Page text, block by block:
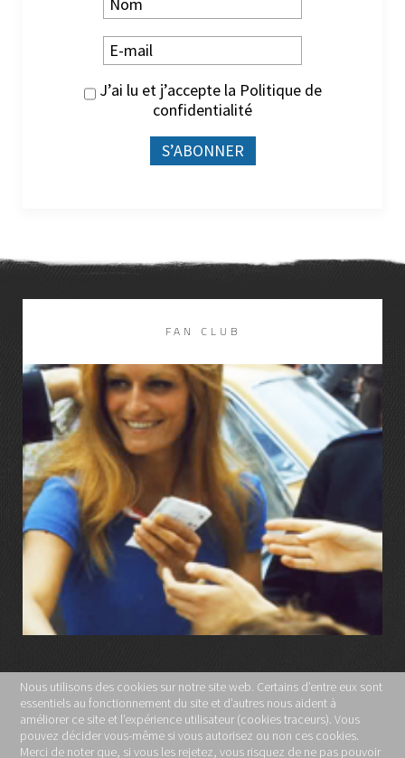
J’ai lu et j’accepte la Politique de
confidentialité
FAN CLUB
LIRE LA SUITE
MENTIONS LÉGALES
POLITIQUE DE CONFIDENTIALITÉ
Nous utilisons des cookies sur notre site web. Certains d’entre eux sont
essentiels au fonctionnement du site et d’autres nous aident à
améliorer ce site et l’expérience utilisateur (cookies traceurs). Vous
pouvez décider vous-même si vous autorisez ou non ces cookies.
Merci de noter que, si vous les rejetez, vous risquez de ne pas pouvoir